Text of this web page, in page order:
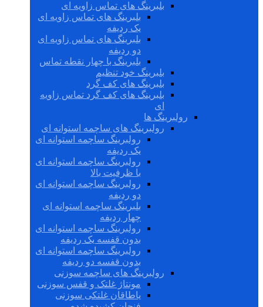
بلبرینگ های تماس زاویه ای
بلبرینگ های تماس زاویه ای
یک ردیفه
بلبرینگ های تماس زاویه ای
دو ردیفه
بلبرینگ با چهار نقطه تماس
بلبرینگ خود تنظیم
بلبرینگ های کف گرد
بلبرینگ های کف گرد تماس زاویه
ای
رولبرینگ ها
رولبرینگ های ساچمه استوانه ای
رولبرینگ ساچمه استوانه ای
یک ردیفه
رولبرینگ ساچمه استوانه ای
با ظرفیت بالا
رولبرینگ ساچمه استوانه ای
دو ردیفه
بلبرینگ ساچمه استوانه ای
چهار ردیفه
رولبرینگ ساچمه استوانه ای
بدون قفسه یک ردیفه
رولبرینگ ساچمه استوانه ای
بدون قفسه دو ردیفه
رولبرینگ های ساچمه سوزنی
مونتاژ غلتک و قفس سوزنی
یاطاقان غلتکی سوزنی